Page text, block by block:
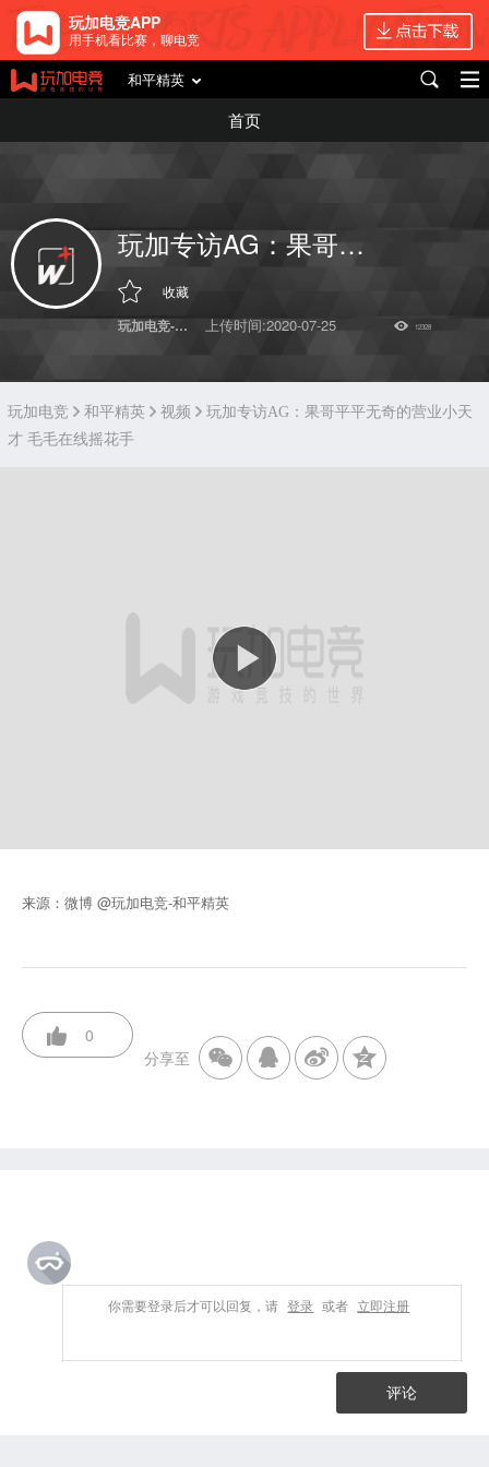
玩加电竞APP
用手机看比赛，聊电竞
和平精英
首页
玩加专访AG：果哥平平无奇的营业小天才 毛毛在线摇花手
收藏
玩加电竞-和平精英 上传时间:2020-07-25 12328
玩加电竞 和平精英 视频
玩加专访AG：果哥平平无奇的营业小天
才 毛毛在线摇花手
来源：微博 @玩加电竞-和平精英
0
分享至
你需要登录后才可以回复，请 登录 或者 立即注册
评论